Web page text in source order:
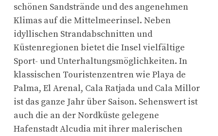
schönen Sandstrände und des angenehmen
Klimas auf die Mittelmeerinsel. Neben
idyllischen Strandabschnitten und
Küstenregionen bietet die Insel vielfältige
Sport- und Unterhaltungsmöglichkeiten. In
klassischen Touristenzentren wie Playa de
Palma, El Arenal, Cala Ratjada und Cala Millor
ist das ganze Jahr über Saison. Sehenswert ist
auch die an der Nordküste gelegene
Hafenstadt Alcudia mit ihrer malerischen